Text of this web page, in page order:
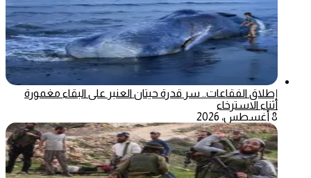
إطلاق الفقاعات.. سر قدرة حيتان العنبر على البقاء مغمورة
أثناء الاسترخاء
8 أغسطس، 2026